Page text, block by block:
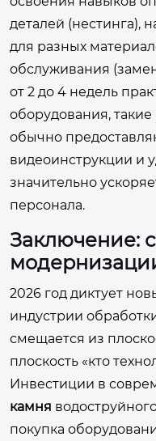
деталей (нестинга),
для разных
обслуживания
от 2 до 4 недель
оборудования,
обычно
видеоинструкции и
значительно
персонала.
Заключение:
2026 год диктует
индустрии
смещается из
плоскость «кто
Инвестиции в
камня
покупка